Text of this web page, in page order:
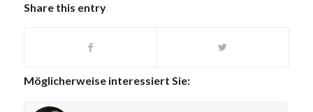
Share this entry
Möglicherweise interessiert Sie: